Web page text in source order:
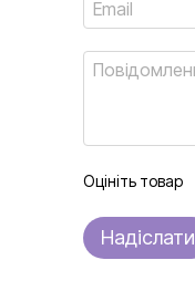
Оцініть товар
Надіслати